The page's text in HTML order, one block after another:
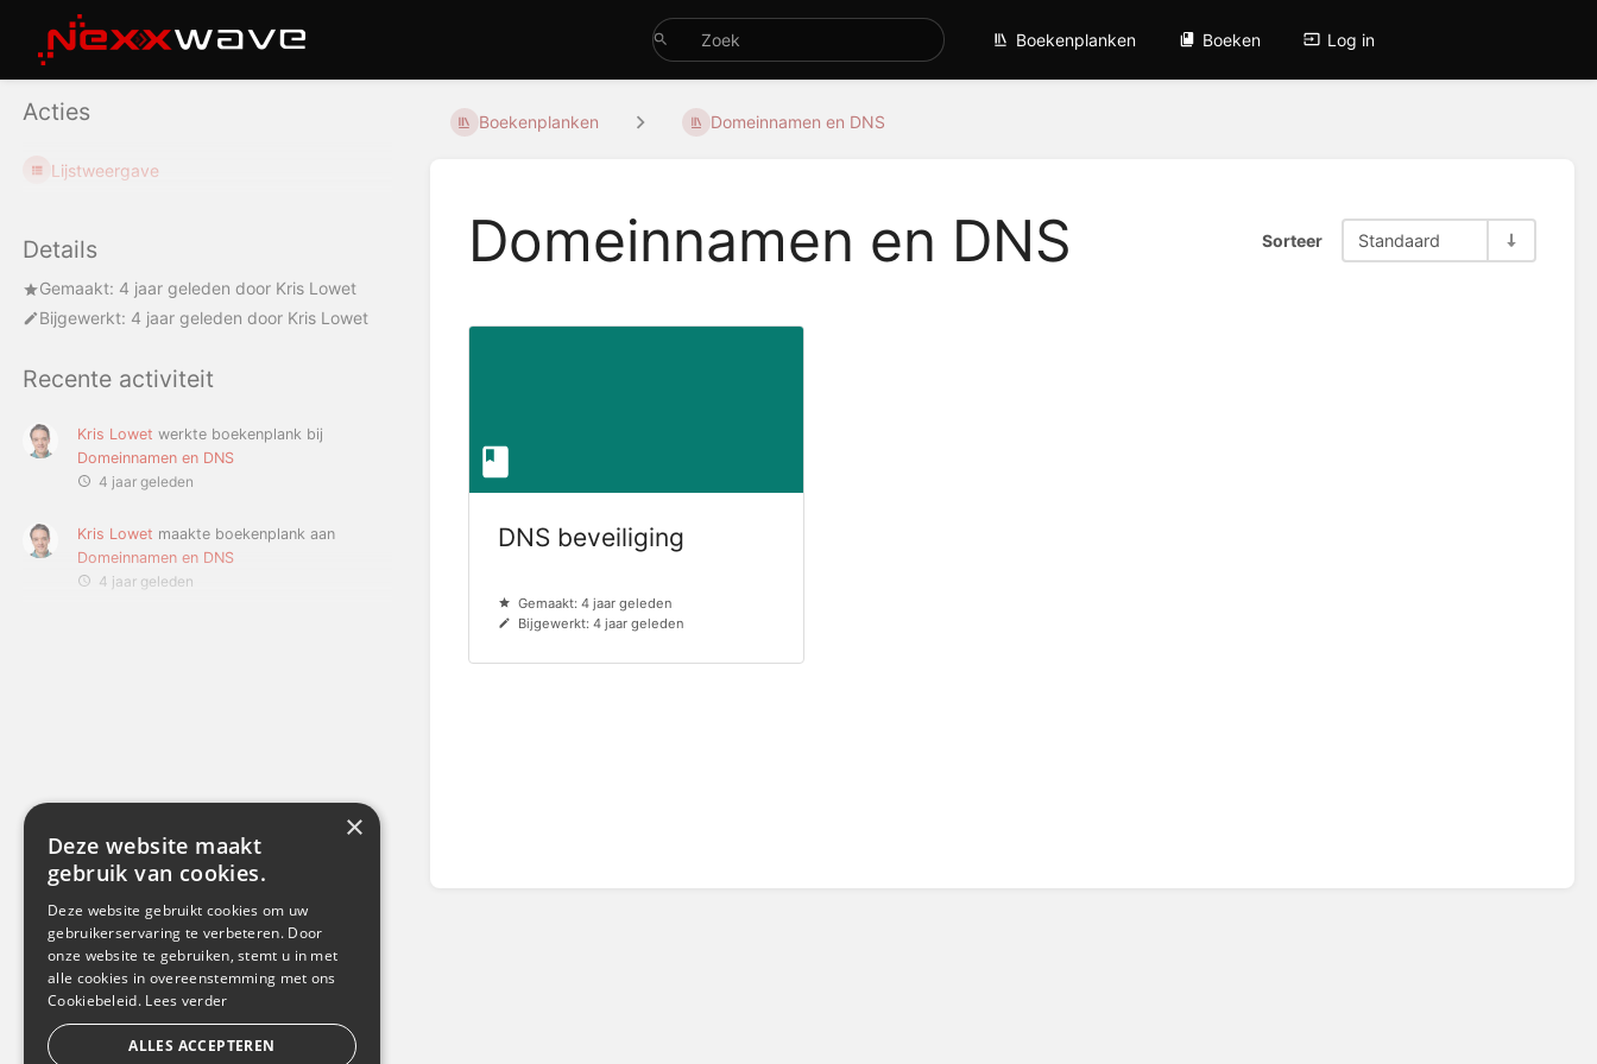
Boekenplanken Boeken Log in
Acties
Lijstweergave
Details
Gemaakt: 4 jaar geleden door Kris Lowet
Bijgewerkt: 4 jaar geleden door Kris Lowet
Recente activiteit
Kris Lowet werkte boekenplank bij
Domeinnamen en DNS
4 jaar geleden
Kris Lowet maakte boekenplank aan
Domeinnamen en DNS
4 jaar geleden
Boekenplanken Domeinnamen en DNS
Domeinnamen en DNS Sorteer Standaard
DNS beveiliging
Gemaakt: 4 jaar geleden
Bijgewerkt: 4 jaar geleden
×
Deze website maakt
gebruik van cookies.
Deze website gebruikt cookies om uw
gebruikerservaring te verbeteren. Door
onze website te gebruiken, stemt u in met
alle cookies in overeenstemming met ons
Cookiebeleid. Lees verder
ALLES ACCEPTEREN